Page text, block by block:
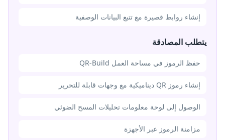
إنشاء روابط قصيرة مع تتبع البيانات الوصفية
يتطلب المصادقة
حفظ الرموز في مساحة العمل QR-Build
إنشاء رموز QR ديناميكية مع وجهات قابلة للتحرير
الوصول إلى لوحة معلومات تحليلات المسح الضوئي
مزامنة الرموز عبر الأجهزة